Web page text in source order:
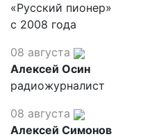
«Русский пионер»
с 2008 года
08 августа
Алексей Осин
радиожурналист
08 августа
Алексей Симонов